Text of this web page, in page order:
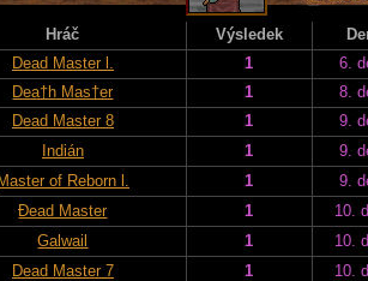
Hráč Výsledek
Dead Master l. 1
6.
Dea†h Mas†er 1
8.
Dead Master 8 1
9.
Indián 1
9.
of Reborn l. 1
9.
Đead Master 1
10.
Galwail 1
10.
Dead Master 7 1
10.